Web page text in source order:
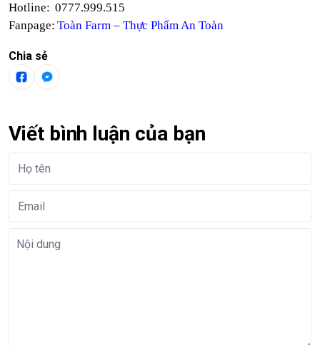
Hotline: 0777.999.515
Fanpage:Toàn Farm – Thực Phẩm An Toàn
Chia sẻ
Viết bình luận của bạn